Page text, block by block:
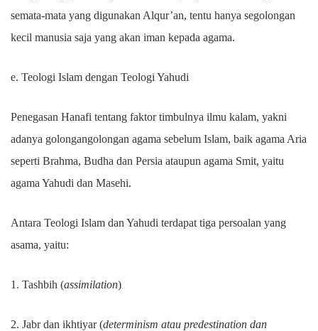
semata-mata yang digunakan Alqur’an, tentu hanya segolongan
kecil manusia saja yang akan iman kepada agama.
e. Teologi Islam dengan Teologi Yahudi
Penegasan Hanafi tentang faktor timbulnya ilmu kalam, yakni
adanya golongangolongan agama sebelum Islam, baik agama Aria
seperti Brahma, Budha dan Persia ataupun agama Smit, yaitu
agama Yahudi dan Masehi.
Antara Teologi Islam dan Yahudi terdapat tiga persoalan yang
asama, yaitu:
1. Tashbih (assimilation)
2. Jabr dan ikhtiyar (determinism atau predestination dan